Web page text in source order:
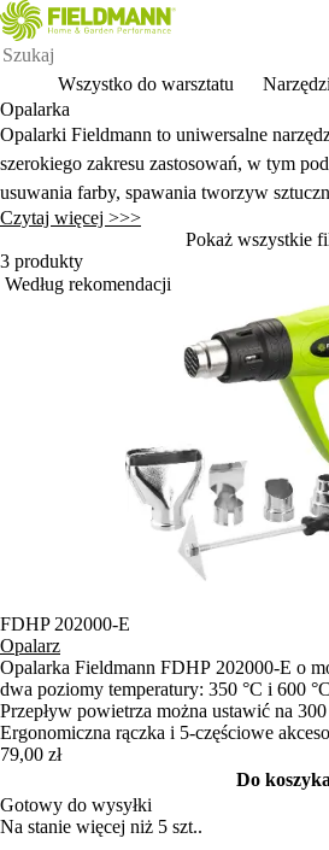
Wszystko do warsztatu
Opalarka
Opalarki Fieldmann to uniwersalne narz
szerokiego zakresu zastosowań, w tym
usuwania farby, spawania tworzyw
te oferują różne ustawienia temperatury i
pozwala dostosować wydajność do
konstrukcja i lekka budowa zapewniają
zintegrowane funkcje bezpieczeństwa,
automatyczne wyłączanie, zwiększają
Czytaj więcej >>>
Pokaż wszystkie
3 produkty
FDHP 202000-E
Opalarz
Opalarka Fieldmann FDHP 202000-E o
dwa poziomy temperatury: 350 °C i 600
Przepływ powietrza można ustawić na
Ergonomiczna rączka i 5-częściowe
efektywność pracy.
79,00 zł
Do koszyka
Gotowy do wysyłki
Na stanie więcej niż 5 szt..